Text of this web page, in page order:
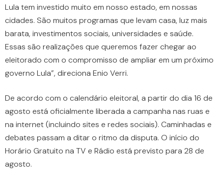
Lula tem investido muito em nosso estado, em nossas
cidades. São muitos programas que levam casa, luz mais
barata, investimentos sociais, universidades e saúde.
Essas são realizações que queremos fazer chegar ao
eleitorado com o compromisso de ampliar em um próximo
governo Lula”, direciona Enio Verri.
De acordo com o calendário eleitoral, a partir do dia 16 de
agosto está oficialmente liberada a campanha nas ruas e
na internet (incluindo sites e redes sociais). Caminhadas e
debates passam a ditar o ritmo da disputa. O início do
Horário Gratuito na TV e Rádio está previsto para 28 de
agosto.